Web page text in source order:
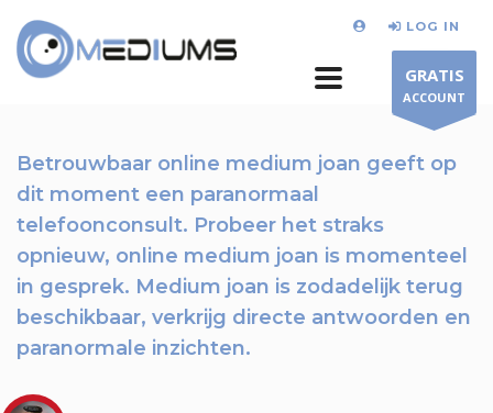
LOG IN
GRATIS
ACCOUNT
Betrouwbaar online medium joan geeft op
dit moment een paranormaal
telefoonconsult. Probeer het straks
opnieuw, online medium joan is momenteel
in gesprek. Medium joan is zodadelijk terug
beschikbaar, verkrijg directe antwoorden en
paranormale inzichten.